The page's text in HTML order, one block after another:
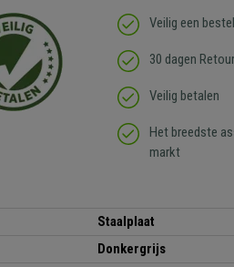
Veilig een
30 dagen
Veilig betalen
Het breedste
markt
Staalplaat
Donkergrijs